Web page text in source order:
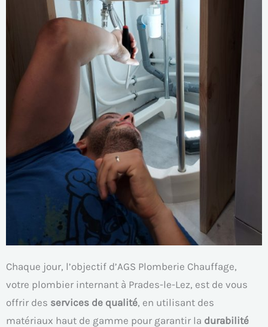
Chaque jour, l’objectif d’AGS Plomberie Chauffage,
votre plombier internant à Prades-le-Lez, est de vous
offrir des services de qualité, en utilisant des
matériaux haut de gamme pour garantir la durabilité